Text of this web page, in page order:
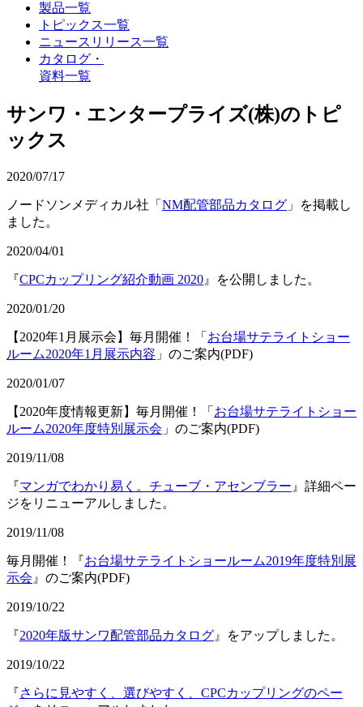
製品一覧
トピックス一覧
ニュースリリース一覧
カタログ・
資料一覧
サンワ・エンタープライズ(株)のトピ
ックス
2020/07/17
ノードソンメディカル社「 NM配管部品カタログ 」を掲載し
ました。
2020/04/01
『CPCカップリング紹介動画 2020 』を公開しました。
2020/01/20
【2020年1月展示会】毎月開催！「 お台場サテライトショー
ルーム2020年1月展示内容 」のご案内(PDF)
2020/01/07
【2020年度情報更新】毎月開催！「 お台場サテライトショー
ルーム2020年度特別展示会 」のご案内(PDF)
2019/11/08
『マンガでわかり易く。チューブ・アセンブラー 』詳細ペー
ジをリニューアルしました。
2019/11/08
毎月開催！『お台場サテライトショールーム2019年度特別展
示会 』のご案内(PDF)
2019/10/22
『2020年版サンワ配管部品カタログ 』をアップしました。
2019/10/22
『さらに見やすく、選びやすく、CPCカップリングのペー